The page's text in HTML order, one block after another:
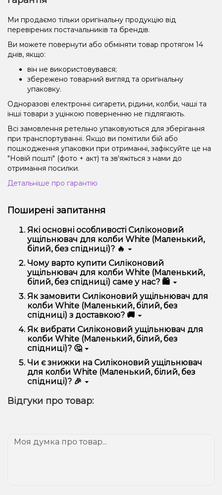
Ми продаємо тільки оригінальну продукцію від
перевірених постачальників та брендів.
Ви можете повернути або обміняти товар протягом 14
днів, якщо:
він не використовувався;
збережено товарний вигляд та оригінальну
упаковку.
Одноразові електронні сигарети, рідини, колби, чаші та
інші товари з уцінкою поверненню не підлягають.
Всі замовлення ретельно упаковуються для зберігання
при транспортуванні. Якщо ви помітили бій або
пошкодження упаковки при отриманні, зафіксуйте це на
"Новій пошті" (фото + акт) та зв'яжіться з нами до
отримання посилки.
Детальніше про гарантію
Поширені запитання
Які основні особливості Силіконовий
ущільнювач для колби White (Маленький,
білий, без спідниці)? 🔥
Силіконовий ущільнювач для колби White
(Маленький, білий, без спідниці) відрізняється
високою якістю, зручністю використання та
надійністю.
Чому варто купити Силіконовий
ущільнювач для колби White (Маленький,
білий, без спідниці) саме у нас? 🛍️
Ми пропонуємо тільки оригінальну продукцію,
широкий асортимент, вигідні ціни та швидку
доставку. Крім того, у нас регулярні акції та знижки
для клієнтів!
Як замовити Силіконовий ущільнювач для
колби White (Маленький, білий, без
спідниці) з доставкою? 🚚
Оформити замовлення можна в кілька кліків:
Додайте Силіконовий ущільнювач для колби
White (Маленький, білий, без спідниці) до
Перейдіть до оформлення замовлення.
Виберіть зручний спосіб оплати та доставки.
надішлемо його вам!
Доставка доступна по всій Україні, терміни
Як вибрати Силіконовий ущільнювач для
колби White (Маленький, білий, без
спідниці)? 🤔
Вибір залежить від ваших уподобань – наприклад,
якщо це кальян, враховуйте розмір, матеріал та тип
чаші, якщо вейп – потужність та смак. Наші
менеджери допоможуть підібрати ідеальний
Чи є знижки на Силіконовий ущільнювач
для колби White (Маленький, білий, без
спідниці)? 🎉
спеціальні пропозиції. Слідкуйте за оновленнями на
Відгуки про товар: